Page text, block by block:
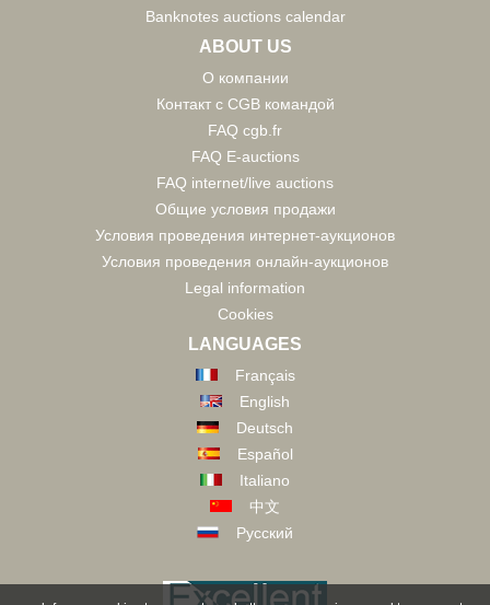
Banknotes auctions calendar
ABOUT US
О компании
Контакт с CGB командой
FAQ cgb.fr
FAQ E-auctions
FAQ internet/live auctions
Общие условия продажи
Условия проведения интернет-аукционов
Условия проведения онлайн-аукционов
Legal information
Cookies
LANGUAGES
Français
English
Deutsch
Español
Italiano
中文
Русский